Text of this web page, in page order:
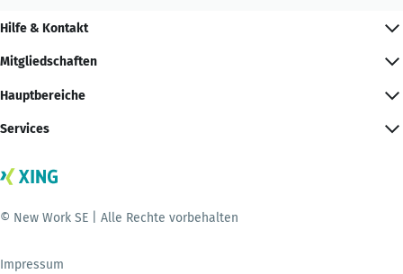
Hilfe & Kontakt
Mitgliedschaften
Hauptbereiche
Services
© New Work SE | Alle Rechte vorbehalten
Impressum